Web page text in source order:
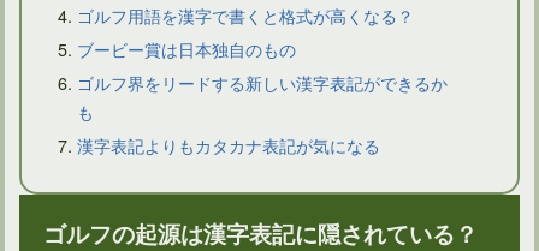
ゴルフ用語を漢字で書くと格式が高くなる？
ブービー賞は日本独自のもの
ゴルフ界をリードする新しい漢字表記ができるか
も
漢字表記よりもカタカナ表記が気になる
ゴルフの起源は漢字表記に隠されている？